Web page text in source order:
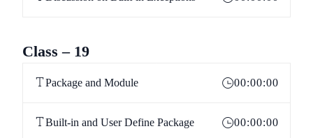
Class – 19
Package and Module 00:00:00
Built-in and User Define Package 00:00:00